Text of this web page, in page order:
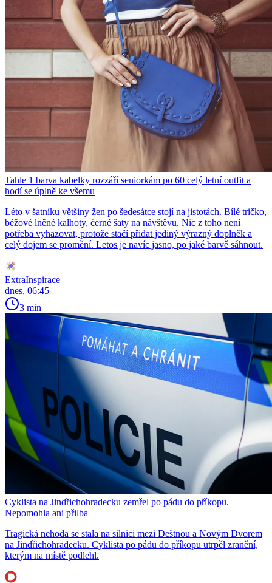
Tahle 1 barva kabelky rozzáří seniorkám po 60 celý letní outfit a
hodí se úplně ke všemu
Léto v šatníku většiny žen po šedesátce stojí na jistotách. Bílé tričko,
béžové lněné kalhoty, černé šaty na návštěvu. Nic z toho není
potřeba vyhazovat, protože stačí přidat jediný výrazný doplněk a
celý dojem se promění. Letos je navíc jasno, po jaké barvě sáhnout.
ExtraInspirace
dnes, 06:45
3 min
Cyklista na Jindřichohradecku zemřel po pádu do příkopu.
Nepomohla ani přilba
Tragická nehoda se stala na silnici mezi Deštnou a Novým Dvorem
na Jindřichohradecku. Cyklista po pádu do příkopu utrpěl zranění,
kterým na místě podlehl.